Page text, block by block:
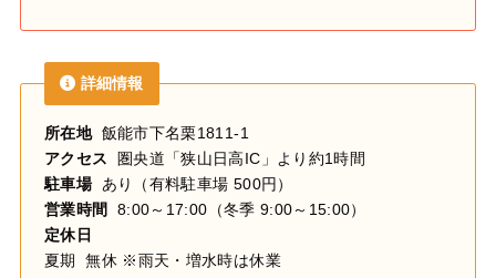
詳細情報
所在地 飯能市下名栗1811-1
アクセス
圏央道「狭山日高IC」より約1時間
駐車場 あり（有料駐車場 500円）
営業時間 8:00～17:00（冬季 9:00～15:00）
定休日
夏期 無休 ※雨天・増水時は休業